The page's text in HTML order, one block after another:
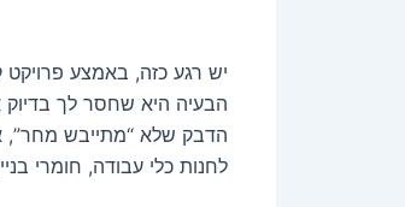
יש רגע כזה, באמצע
הבעיה היא שחסר לך
הדבק שלא “מתייבש מחר”,
לחנות כלי עבודה, חומרי